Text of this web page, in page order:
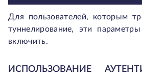
Для пользователей, которым
туннелирование, эти
включить.
ИСПОЛЬЗОВАНИЕ